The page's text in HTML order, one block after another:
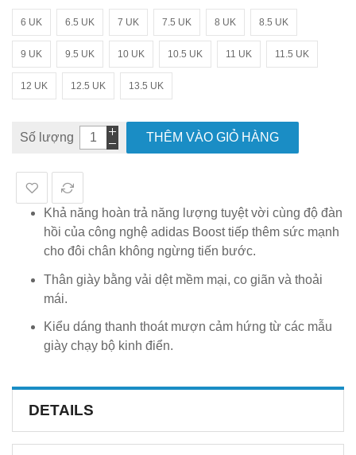
6 UK 6.5 UK 7 UK 7.5 UK 8 UK 8.5 UK
9 UK 9.5 UK 10 UK 10.5 UK 11 UK 11.5 UK
12 UK 12.5 UK 13.5 UK
Số lượng THÊM VÀO GIỎ HÀNG
Khả năng hoàn trả năng lượng tuyệt vời cùng độ đàn
hồi của công nghệ adidas Boost tiếp thêm sức mạnh
cho đôi chân không ngừng tiến bước.
Thân giày bằng vải dệt mềm mại, co giãn và thoải
mái.
Kiểu dáng thanh thoát mượn cảm hứng từ các mẫu
giày chạy bộ kinh điển.
DETAILS